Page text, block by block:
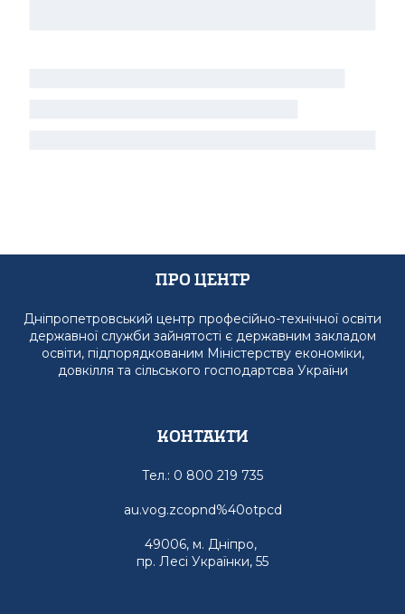
Про Центр
Дніпропетровський центр професійно-технічної освіти
державної служби зайнятості є державним закладом
освіти, підпорядкованим Міністерству економіки,
довкілля та сільського господартсва України
Контакти
Тел.: 0 800 219 735
au.vog.zcopnd%40otpcd
49006, м. Дніпро,
пр. Лесі Українки, 55